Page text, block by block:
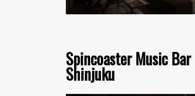
Spincoaster Music Bar
Shinjuku